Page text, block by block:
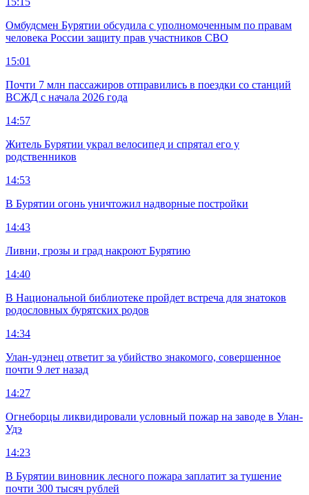
Омбудсмен Бурятии обсудила с уполномоченным по правам
человека России защиту прав участников СВО
15:01
Почти 7 млн пассажиров отправились в поездки со станций
ВСЖД с начала 2026 года
14:57
Житель Бурятии украл велосипед и спрятал его у
родственников
14:53
В Бурятии огонь уничтожил надворные постройки
14:43
Ливни, грозы и град накроют Бурятию
14:40
В Национальной библиотеке пройдет встреча для знатоков
родословных бурятских родов
14:34
Улан-удэнец ответит за убийство знакомого, совершенное
почти 9 лет назад
14:27
Огнеборцы ликвидировали условный пожар на заводе в Улан-
Удэ
14:23
В Бурятии виновник лесного пожара заплатит за тушение
почти 300 тысяч рублей